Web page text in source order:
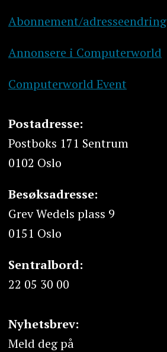
Abonnement/adresseendring
Annonsere i Computerworld
Computerworld Event
Postadresse:
Postboks 171 Sentrum
0102 Oslo
Besøksadresse:
Grev Wedels plass 9
0151 Oslo
Sentralbord:
22 05 30 00
Nyhetsbrev:
Meld deg på